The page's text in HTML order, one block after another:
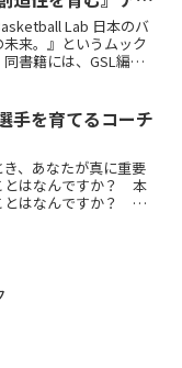
塩野竜太HCのア
Lab 日本のバ
来。』というムック
書籍には、GSL編集
上記書籍の中より、
手を育てるコーチ
、あなたが真に重要
とはなんですか？ 本
とはなんですか？ そ